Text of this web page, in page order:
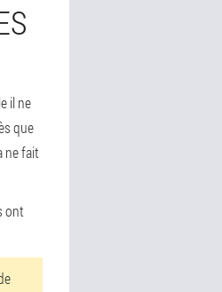
il ne
que
ne fait
ont